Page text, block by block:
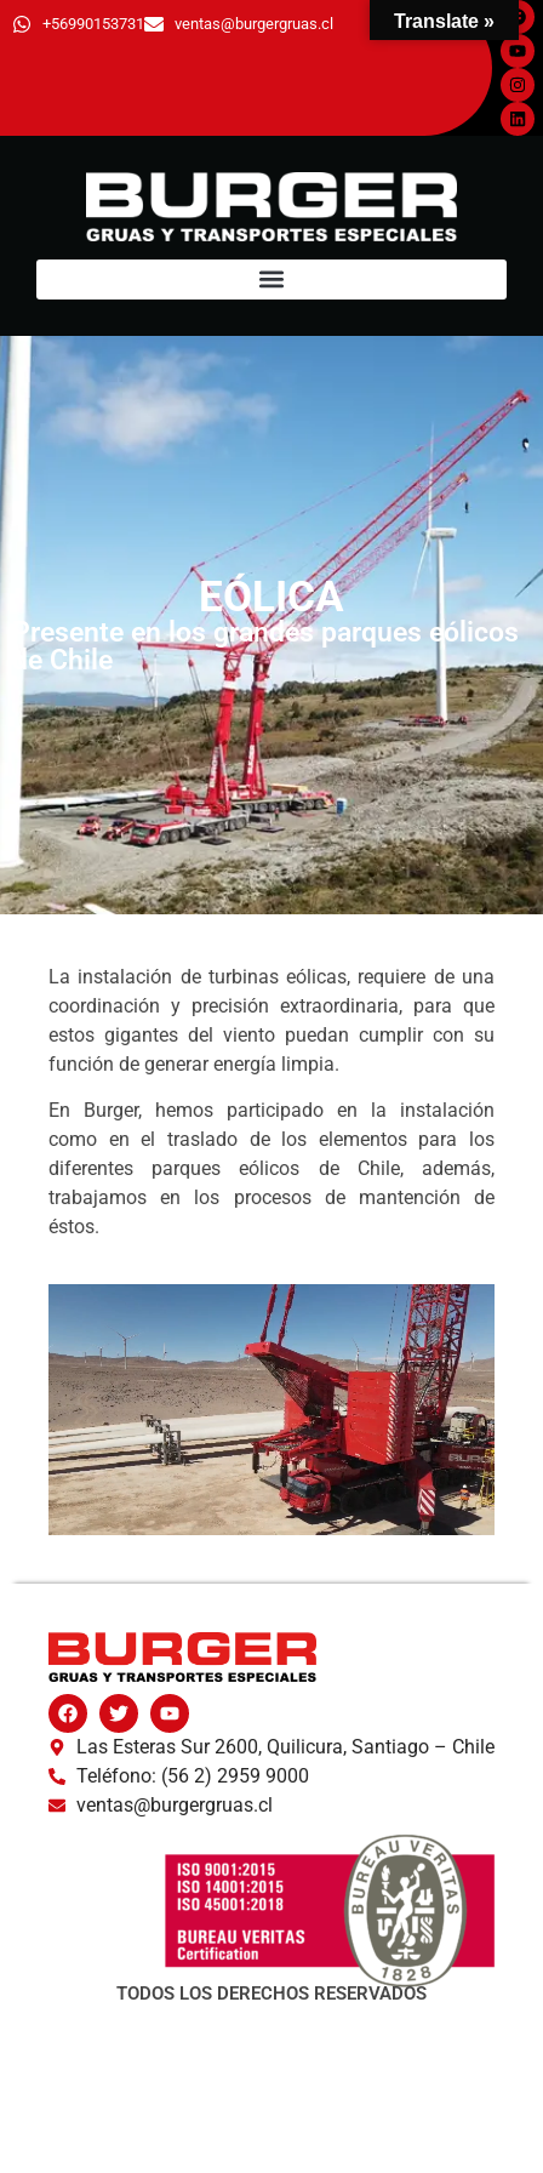
+56990153731 ventas@burgergruas.cl
EÓLICA
Presente en los grandes parques eólicos
de Chile
La instalación de turbinas eólicas, requiere de una
coordinación y precisión extraordinaria, para que
estos gigantes del viento puedan cumplir con su
función de generar energía limpia.
En Burger, hemos participado en la instalación
como en el traslado de los elementos para los
diferentes parques eólicos de Chile, además,
trabajamos en los procesos de mantención de
éstos.
Las Esteras Sur 2600, Quilicura, Santiago – Chile
Teléfono: (56 2) 2959 9000
ventas@burgergruas.cl
TODOS LOS DERECHOS RESERVADOS
Translate »